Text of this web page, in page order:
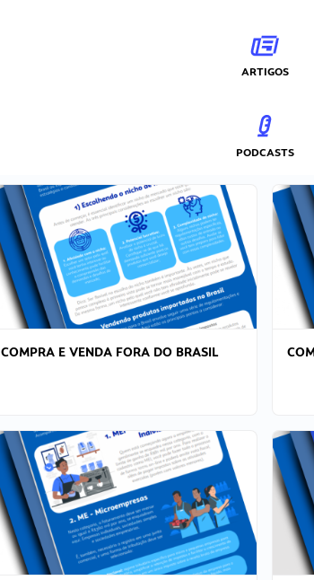
ARTIGOS
PODCASTS
COMPRA E VENDA FORA DO BRASIL